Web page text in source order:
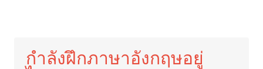
กำลังฝึกภาษาอังกฤษอยู่